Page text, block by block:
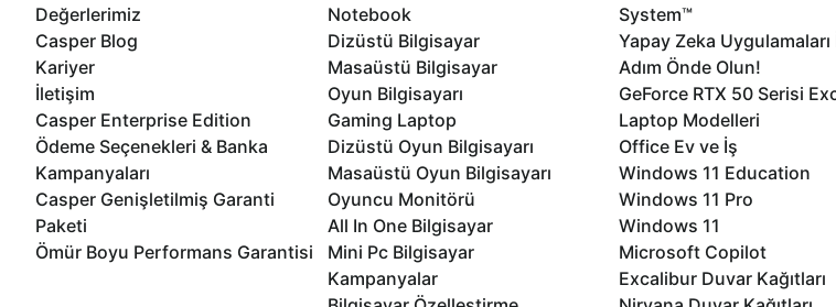
Değerlerimiz
Casper Blog
Kariyer
İletişim
Casper Enterprise Edition
Ödeme Seçenekleri & Banka
Kampanyaları
Casper Genişletilmiş Garanti
Paketi
Ömür Boyu Performans Garantisi
Notebook
Dizüstü Bilgisayar
Masaüstü Bilgisayar
Oyun Bilgisayarı
Gaming Laptop
Dizüstü Oyun Bilgisayarı
Masaüstü Oyun Bilgisayarı
Oyuncu Monitörü
All In One Bilgisayar
Mini Pc Bilgisayar
Kampanyalar
System™
Yapay Zeka Uygulamaları
Adım Önde Olun!
GeForce RTX 50 Serisi
Laptop Modelleri
Office Ev ve İş
Windows 11 Education
Windows 11 Pro
Windows 11
Microsoft Copilot
Excalibur Duvar Kağıtları